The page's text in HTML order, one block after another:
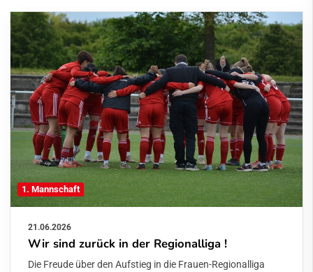
1. Mannschaft
21.06.2026
Wir sind zurück in der Regionalliga !
Die Freude über den Aufstieg in die Frauen-Regionalliga